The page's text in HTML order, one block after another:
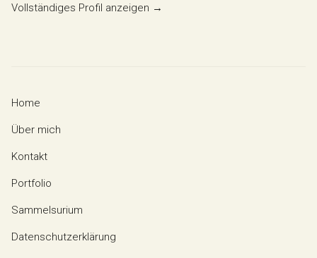
Vollständiges Profil anzeigen →
Home
Über mich
Kontakt
Portfolio
Sammelsurium
Datenschutzerklärung